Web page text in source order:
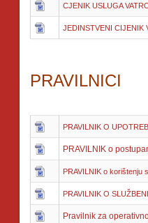
CJENIK USLUGA
JEDINSTVENI CIJENIK
PRAVILNICI
PRAVILNIK O
PRAVILNIK o
PRAVILNIK o korištenju
PRAVILNIK O
Pravilnik za